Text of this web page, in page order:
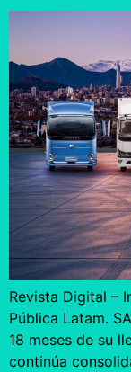
Revista Digital –
Pública Latam.
18 meses de su
continúa